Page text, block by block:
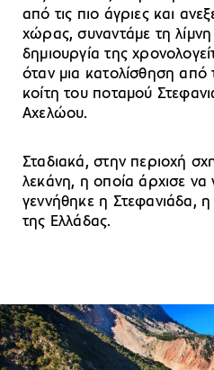
από τις πιο άγριες και
χώρας, συναντάμε τη
δημιουργία της
όταν μια κατολίσθηση από
κοίτη του ποταμού
Αχελώου.
Σταδιακά, στην περιοχή
λεκάνη, η οποία άρχισε να
γεννήθηκε η Στεφανιάδα,
της Ελλάδας.